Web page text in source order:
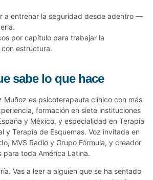
a entrenar la seguridad desde adentro —
por capítulo para trabajar la
estructura.
sabe lo que hace
Muñoz es psicoterapeuta clínico con más
formación en siete instituciones
y México, y especialidad en Terapia
y Terapia de Esquemas. Voz invitada en
MVS Radio y Grupo Fórmula, y creador
para toda América Latina.
Vas a leer a alguien que se ha sentado